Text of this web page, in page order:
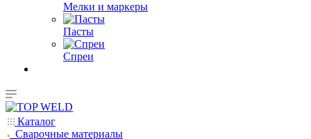
Мелки и маркеры
Пасты
Спреи
Каталог
Сварочные материалы